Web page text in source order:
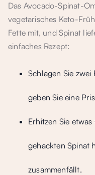
Das Avocado-Spinat-
vegetarisches Keto-
Fette mit, und Spinat
einfaches Rezept:
Schlagen Sie zwei
geben Sie eine
Erhitzen Sie
gehackten Spinat
zusammenfällt.